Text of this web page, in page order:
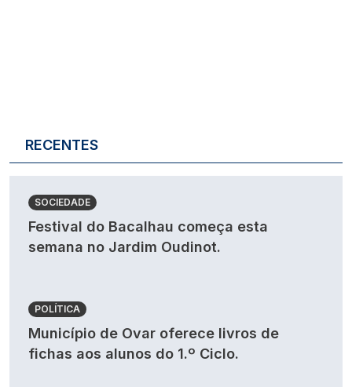
RECENTES
SOCIEDADE
Festival do Bacalhau começa esta
semana no Jardim Oudinot.
POLÍTICA
Município de Ovar oferece livros de
fichas aos alunos do 1.º Ciclo.